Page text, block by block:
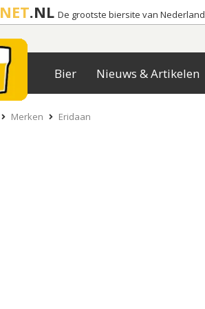
NET.NL De grootste biersite van Nederland
Bier Nieuws & Artikelen
Merken Eridaan